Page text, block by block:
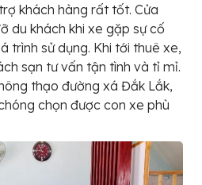
khách hàng rất tốt. Cửa
du khách khi xe gặp sự cố
trình sử dụng. Khi tới thuê xe,
sạn tư vấn tận tình và tỉ mỉ.
thạo đường xá Đắk Lắk,
chọn được con xe phù